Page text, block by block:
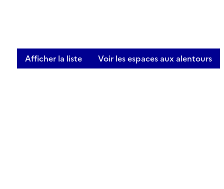
Afficher la liste Voir les espaces aux alentours